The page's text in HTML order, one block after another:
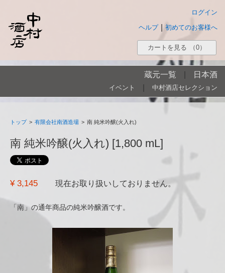
ログイン
初めてのお客様へ
ヘルプ
カートを見る （0）
蔵元一覧 日本酒
イベント 中村酒店セレクション
トップ > 有限会社南酒造場 > 南 純米吟醸(火入れ)
南 純米吟醸(火入れ) [1,800 mL]
¥ 3,145 現在お取り扱いしておりません。
「南」の通年商品の純米吟醸酒です。